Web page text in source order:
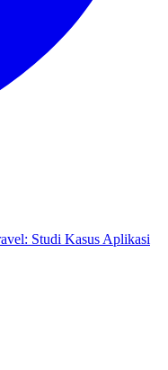
Studi Kasus Aplikasi